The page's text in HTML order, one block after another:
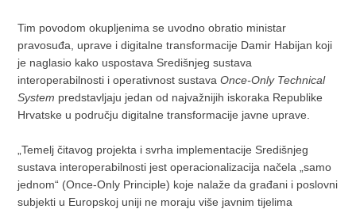
Tim povodom okupljenima se uvodno obratio ministar
pravosuđa, uprave i digitalne transformacije Damir Habijan koji
je naglasio kako uspostava Središnjeg sustava
interoperabilnosti i operativnost sustavaOnce-Only Technical
System predstavljaju jedan od najvažnijih iskoraka Republike
Hrvatske u području digitalne transformacije javne uprave.
„Temelj čitavog projekta i svrha implementacije Središnjeg
sustava interoperabilnosti jest operacionalizacija načela „samo
jednom“ (Once-Only Principle) koje nalaže da građani i poslovni
subjekti u Europskoj uniji ne moraju više javnim tijelima